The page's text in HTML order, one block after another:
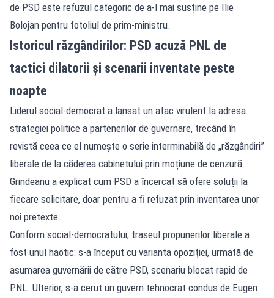
de PSD este refuzul categoric de a-l mai susține pe Ilie
Bolojan pentru fotoliul de prim-ministru.
Istoricul răzgândirilor: PSD acuză PNL de
tactici dilatorii și scenarii inventate peste
noapte
Liderul social-democrat a lansat un atac virulent la adresa
strategiei politice a partenerilor de guvernare, trecând în
revistă ceea ce el numește o serie interminabilă de „răzgândiri”
liberale de la căderea cabinetului prin moțiune de cenzură.
Grindeanu a explicat cum PSD a încercat să ofere soluții la
fiecare solicitare, doar pentru a fi refuzat prin inventarea unor
noi pretexte.
Conform social-democratului, traseul propunerilor liberale a
fost unul haotic: s-a început cu varianta opoziției, urmată de
asumarea guvernării de către PSD, scenariu blocat rapid de
PNL. Ulterior, s-a cerut un guvern tehnocrat condus de Eugen